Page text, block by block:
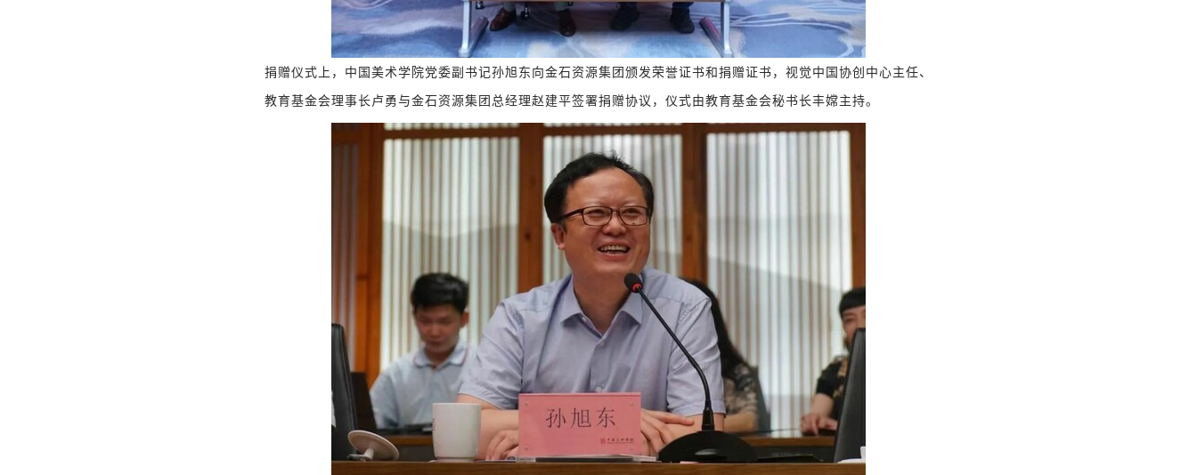
捐赠仪式上，中国美术学院党委副书记孙旭东向金石资源集团颁发荣誉证书和捐赠证书， 视觉中国协创中心主任、
教育基金会理事长卢勇与金石资源集团总经理赵建平签署捐赠协议，仪式由教育基金会秘书长丰嫦主持。